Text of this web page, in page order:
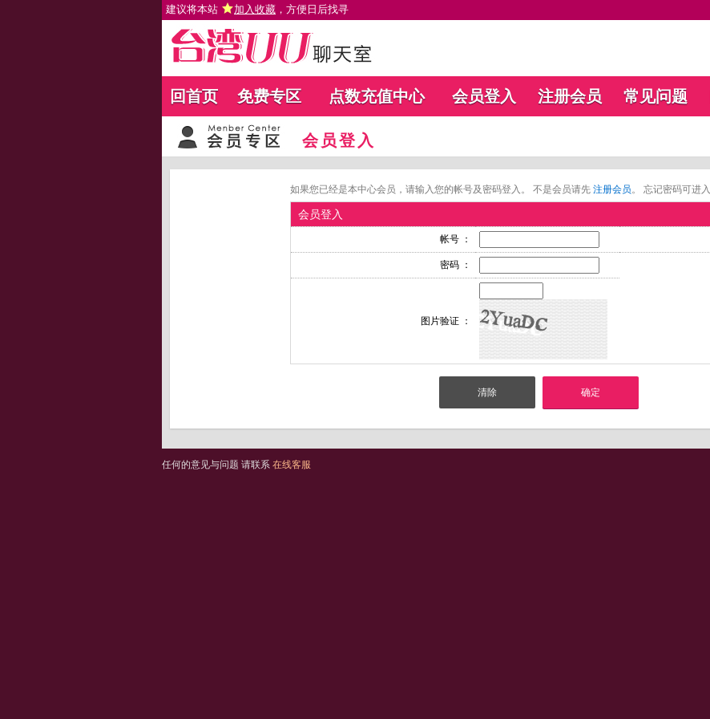
建议将本站 加入收藏 ，方便日后找寻
回首页 免费专区 点数充值中心 会员登入 注册会员 常见问题
会员登入
如果您已经是本中心会员，请输入您的帐号及密码登入。 不是会员请先 注册会员。 忘记密码可进入
会员登入
帐号 ：
密码 ：
图片验证 ：
任何的意见与问题 请联系 在线客服